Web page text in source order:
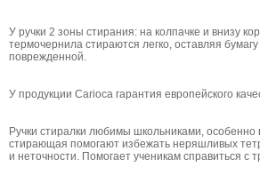
У ручки 2 зоны стирания: на колпачке и внизу
термочернила стираются легко, оставляя
поврежденной.
У продукции Carioca гарантия европейского
Ручки стиралки любимы школьниками, особенно
стирающая помогают избежать неряшливых
и неточности. Помогает ученикам справиться с